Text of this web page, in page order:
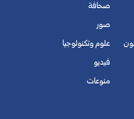
صحافة
صور
علوم وتكنولوجيا
فيديو
منوعات